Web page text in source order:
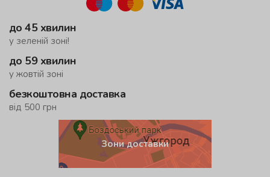
до 45 хвилин
у зеленій зоні!
до 59 хвилин
у жовтій зоні
безкоштовна доставка
від 500 грн
Зони доставки